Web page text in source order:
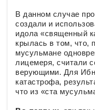
В данном случае
создали и
идола «священный
крылась в том, что,
мусульмане
лицемеря, считали
верующими. Для
катастрофа,
что из «ста